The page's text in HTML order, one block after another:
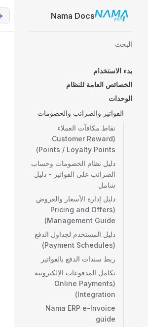
Skip to content
Nama Docs
البحث
بدء الاستخدام
الخصائص العامة للنظام
الوحدات
الفواتير والضرائب والخصومات
نقاط مكافآت العملاء
(Customer Reward
Points / Loyalty Points)
دليل نظام الخصومات وحساب
الضرائب على الفواتير - دليل
شامل
دليل إدارة الأسعار والعروض
(Pricing and Offers
Management Guide)
دليل المستخدم لجداول الدفع
(Payment Schedules)
ربط سندات الدفع بالفواتير
تكامل المدفوعات الإلكترونية
(Online Payments
Integration)
Nama ERP e-Invoice
guide